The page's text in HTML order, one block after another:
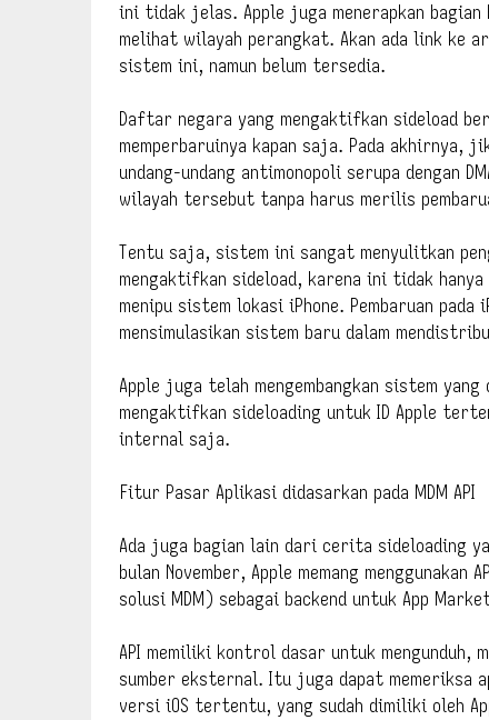
ini tidak jelas. Apple juga menerapkan bagian
melihat wilayah perangkat. Akan ada link ke
sistem ini, namun belum tersedia.
Daftar negara yang mengaktifkan sideload
memperbaruinya kapan saja. Pada akhirnya,
undang-undang antimonopoli serupa dengan
wilayah tersebut tanpa harus merilis
Tentu saja, sistem ini sangat menyulitkan
mengaktifkan sideload, karena ini tidak
menipu sistem lokasi iPhone. Pembaruan pada
mensimulasikan sistem baru dalam
Apple juga telah mengembangkan sistem
mengaktifkan sideloading untuk ID Apple
internal saja.
Fitur Pasar Aplikasi didasarkan pada MDM API
Ada juga bagian lain dari cerita sideloading
bulan November, Apple memang
solusi MDM) sebagai backend untuk App
API memiliki kontrol dasar untuk mengunduh,
sumber eksternal. Itu juga dapat memeriksa
versi iOS tertentu, yang sudah dimiliki oleh